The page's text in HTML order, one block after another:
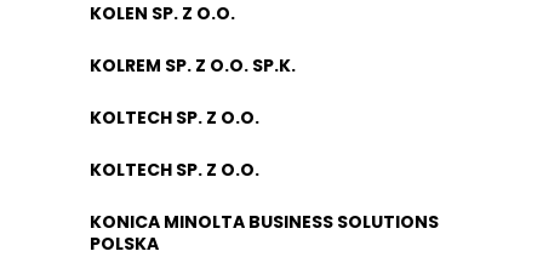
KOLEN SP. Z O.O.
KOLREM SP. Z O.O. SP.K.
KOLTECH SP. Z O.O.
KOLTECH SP. Z O.O.
KONICA MINOLTA BUSINESS SOLUTIONS
POLSKA